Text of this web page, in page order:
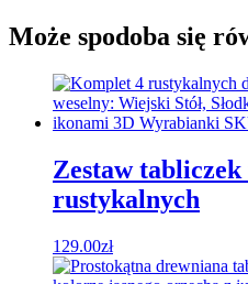
Może spodoba się
Zestaw tabliczek
rustykalnych
129.00zł